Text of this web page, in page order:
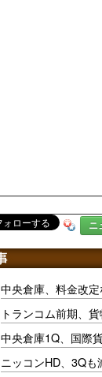
ニ
中央倉庫、料金改
トランコム前期、
中央倉庫1Q、国際
ニッコンHD、3Q